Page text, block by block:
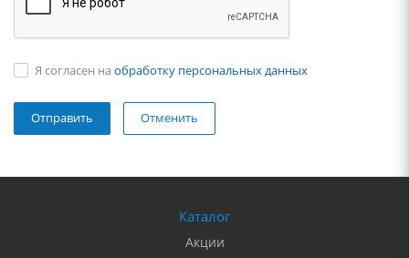
Я согласен на обработку персональных данных
Отменить
Каталог
Акции